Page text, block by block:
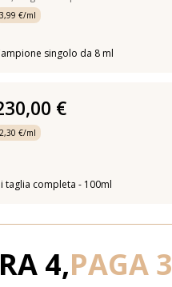
3,99 €/ml
singolo da 8 ml
€
2,30 €/ml
taglia completa - 100ml
4,PAGA 3